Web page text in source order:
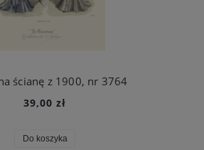
ścianę z 1900, nr 3764
39,00 zł
Do koszyka